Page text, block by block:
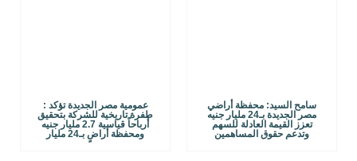
سامح السيد: محفظة أراضي
مصر الجديدة بـ24 مليار جنيه
تعزز القيمة العادلة للسهم
وتدعم حقوق المساهمين
عمومية مصر الجديدة تؤكد :
طفرة تاريخية للشركة بتحقيق
أرباحاً قياسية 2.7 مليار جنيه
ومحفظة أراضٍ بـ24 مليار